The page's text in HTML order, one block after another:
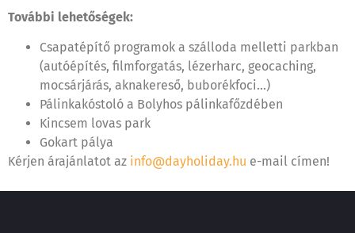
További lehetőségek:
Csapatépítő programok a szálloda melletti parkban
(autóépítés, filmforgatás, lézerharc, geocaching,
mocsárjárás, aknakereső, buborékfoci…)
Pálinkakóstoló a Bolyhos pálinkafőzdében
Kincsem lovas park
Gokart pálya
Kérjen árajánlatot az info@dayholiday.hu e-mail címen!